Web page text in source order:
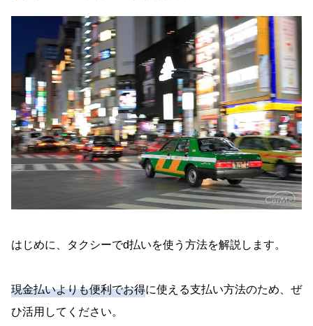
d払いが使えるタクシー配車アプリは2つ
タクシーでd払いを使うときによくある質問
d払いでもGOのクーポンは使える？
タクシー配車後にd払いに変更できる？
タクシー内でd払いのQRコードが読み取れない
ときはどうしたらいい？
タクシーでd払いを利用してお得にポイントを貯
はじめに、タクシーでd払いを使う方法を解説します。
現金払いよりも便利でお得に使える支払い方法のため、ぜ
ひ活用してください。